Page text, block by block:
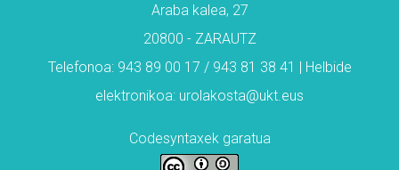
Araba kalea, 27
20800 - ZARAUTZ
Telefonoa: 943 89 00 17 / 943 81 38 41 | Helbide
elektronikoa: urolakosta@ukt.eus
Codesyntaxek garatua